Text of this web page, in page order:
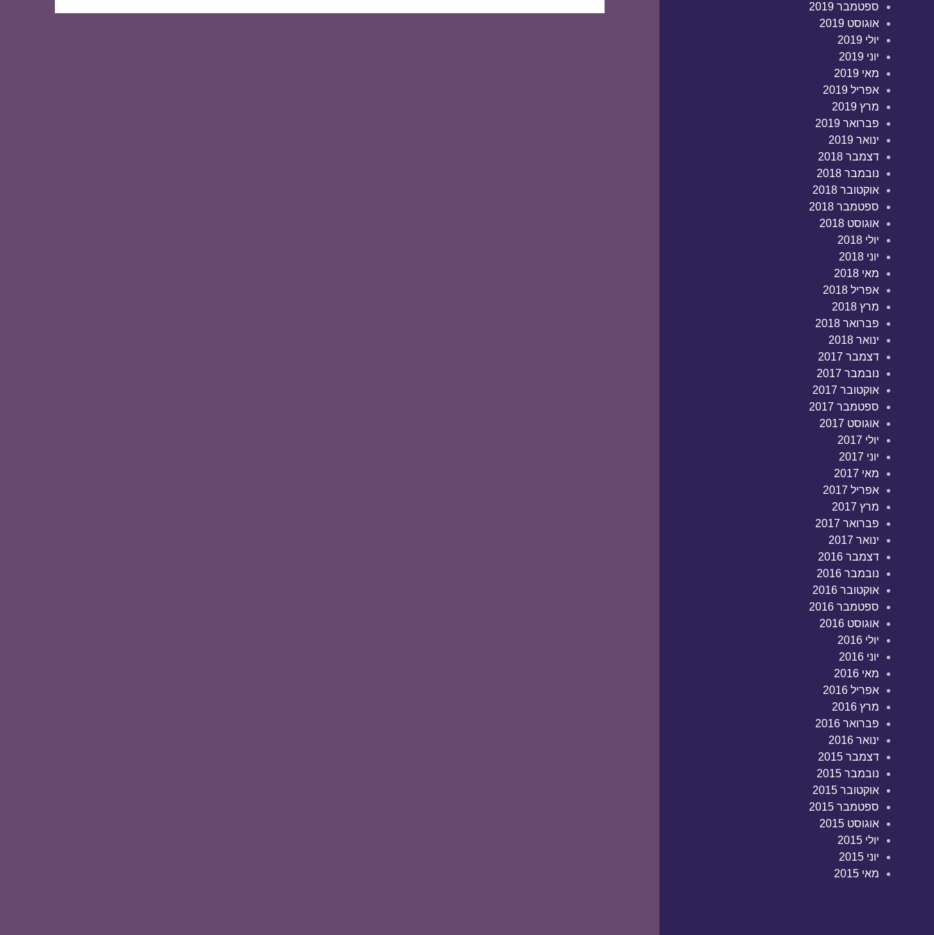
ספטמבר 2019
אוגוסט 2019
יולי 2019
יוני 2019
מאי 2019
אפריל 2019
מרץ 2019
פברואר 2019
ינואר 2019
דצמבר 2018
נובמבר 2018
אוקטובר 2018
ספטמבר 2018
אוגוסט 2018
יולי 2018
יוני 2018
מאי 2018
אפריל 2018
מרץ 2018
פברואר 2018
ינואר 2018
דצמבר 2017
נובמבר 2017
אוקטובר 2017
ספטמבר 2017
אוגוסט 2017
יולי 2017
יוני 2017
מאי 2017
אפריל 2017
מרץ 2017
פברואר 2017
ינואר 2017
דצמבר 2016
נובמבר 2016
אוקטובר 2016
ספטמבר 2016
אוגוסט 2016
יולי 2016
יוני 2016
מאי 2016
אפריל 2016
מרץ 2016
פברואר 2016
ינואר 2016
דצמבר 2015
נובמבר 2015
אוקטובר 2015
ספטמבר 2015
אוגוסט 2015
יולי 2015
יוני 2015
מאי 2015